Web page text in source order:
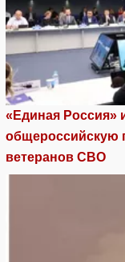
«Единая Россия»
общероссийскую
ветеранов СВО